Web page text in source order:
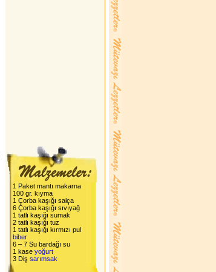
1 Paket mantı makarna
100 gr. kıyma
1 Çorba kaşığı salça
6 Çorba kaşığı sıvıyağ
1 tatlı kaşığı sumak
2 tatlı kaşığı tuz
1 tatlı kaşığı kırmızı pul
biber
6 – 7 Su bardağı su
1 kase yoğurt
3 Diş sarımsak